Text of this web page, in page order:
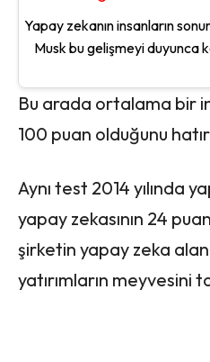
Yapay zekanın insanların
Musk bu gelişmeyi duyunca
Bu arada ortalama bir
100 puan olduğunu
Aynı test 2014 yılında
yapay zekasının 24
şirketin yapay zeka
yatırımların meyvesini